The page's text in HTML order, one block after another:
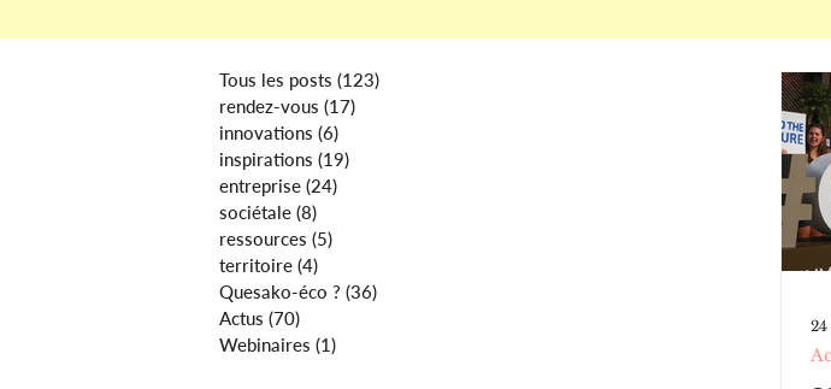
Tous les posts (123)
rendez-vous (17)
innovations (6)
inspirations (19)
entreprise (24)
sociétale (8)
ressources (5)
territoire (4)
Quesako-éco ? (36)
Actus (70)
Webinaires (1)
24